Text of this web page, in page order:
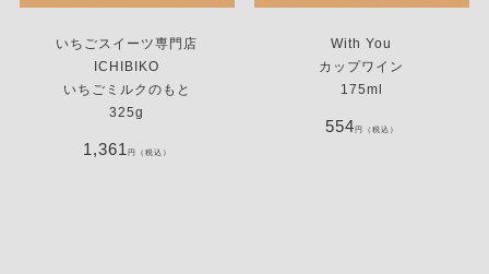
いちごスイーツ専門店
ICHIBIKO
いちごミルクのもと
325g
1,361 円（税込）
With You
カップワイン
175ml
554円（税込）